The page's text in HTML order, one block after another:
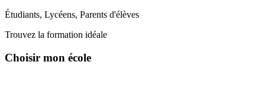
Étudiants, Lycéens, Parents d'élèves
Trouvez la formation idéale
Choisir mon école